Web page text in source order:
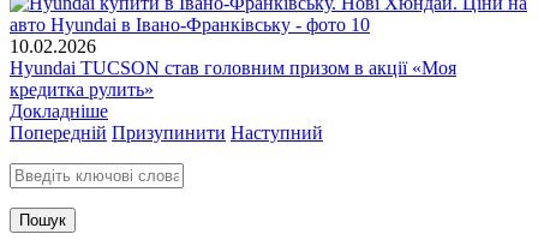
10.02.2026
Hyundai TUCSON став головним призом в акції «Моя
кредитка рулить»
Докладніше
Попередній Призупинити Наступний
Введіть ключові слова для пошуку